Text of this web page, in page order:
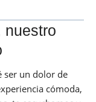
nuestro
ser un dolor de
cómoda,